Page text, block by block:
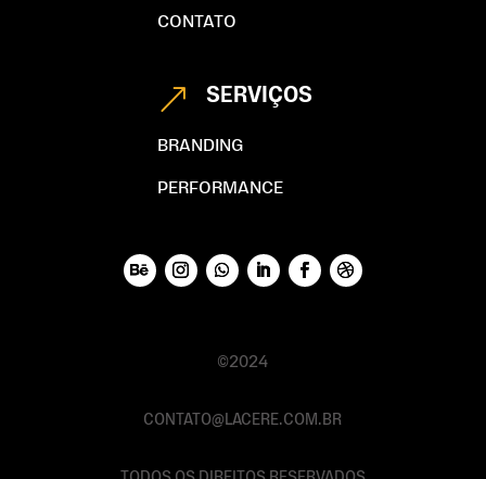
CONTATO
& SERVIÇOS
BRANDING
PERFORMANCE
©2024
CONTATO@LACERE.COM.BR